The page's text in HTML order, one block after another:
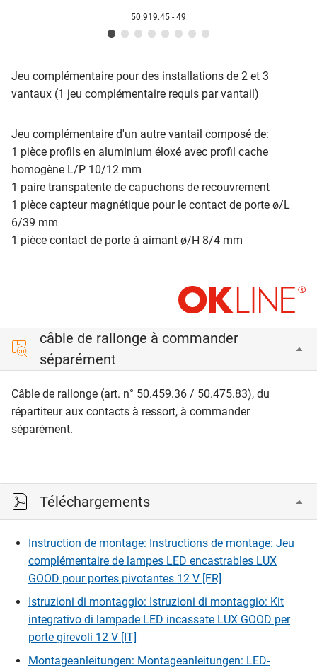
50.919.45 - 49
Jeu complémentaire pour des installations de 2 et 3
vantaux (1 jeu complémentaire requis par vantail)
Jeu complémentaire d'un autre vantail composé de:
1 pièce profils en aluminium éloxé avec profil cache
homogène L/P 10/12 mm
1 paire transpatente de capuchons de recouvrement
1 pièce capteur magnétique pour le contact de porte ø/L
6/39 mm
1 pièce contact de porte à aimant ø/H 8/4 mm
câble de rallonge à commander
séparément
Câble de rallonge (art. n° 50.459.36 / 50.475.83), du
répartiteur aux contacts à ressort, à commander
séparément.
Téléchargements
Instruction de montage: Instructions de montage: Jeu
complémentaire de lampes LED encastrables LUX
GOOD pour portes pivotantes 12 V [FR]
Istruzioni di montaggio: Istruzioni di montaggio: Kit
integrativo di lampade LED incassate LUX GOOD per
porte girevoli 12 V [IT]
Montageanleitungen: Montageanleitungen: LED-